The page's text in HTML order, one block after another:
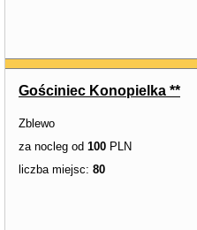
Gościniec Konopielka **
Zblewo
za nocleg od 100 PLN
liczba miejsc: 80